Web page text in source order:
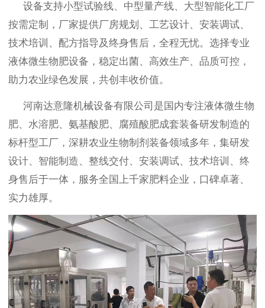
设备支持小型试验线、中型量产线、大型智能化工厂
按需定制，厂家提供厂房规划、工艺设计、安装调试、
技术培训、配方指导及终身售后，全程无忧。选择专业
液体微生物肥设备，稳定出菌、高效生产、品质可控，
助力农业绿色发展，共创丰收价值。
河南达意隆机械设备有限公司是国内专注液体微生物
肥、水溶肥、氨基酸肥、腐殖酸肥成套装备研发制造的
标杆型工厂，深耕农业生物制剂装备领域多年，集研发
设计、智能制造、整线交付、安装调试、技术培训、终
身售后于一体，服务全国上千家肥料企业，口碑卓著、
实力雄厚。